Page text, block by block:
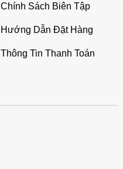
Chính Sách Biên Tập
Hướng Dẫn Đặt Hàng
Thông Tin Thanh Toán